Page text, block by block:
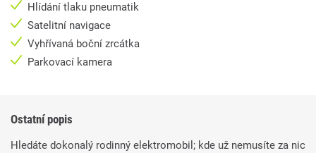
Hlídání tlaku pneumatik
Satelitní navigace
Vyhřívaná boční zrcátka
Parkovací kamera
Ostatní popis
Hledáte dokonalý rodinný elektromobil; kde už nemusíte za nic